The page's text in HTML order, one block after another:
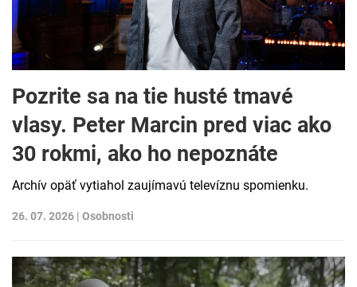
Pozrite sa na tie husté tmavé
vlasy. Peter Marcin pred viac ako
30 rokmi, ako ho nepoznáte
Archív opäť vytiahol zaujímavú televíznu spomienku.
26. 07. 2026 | Osobnosti